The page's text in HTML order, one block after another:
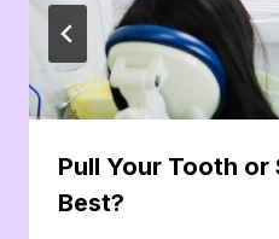
Pull Your Tooth or
Best?